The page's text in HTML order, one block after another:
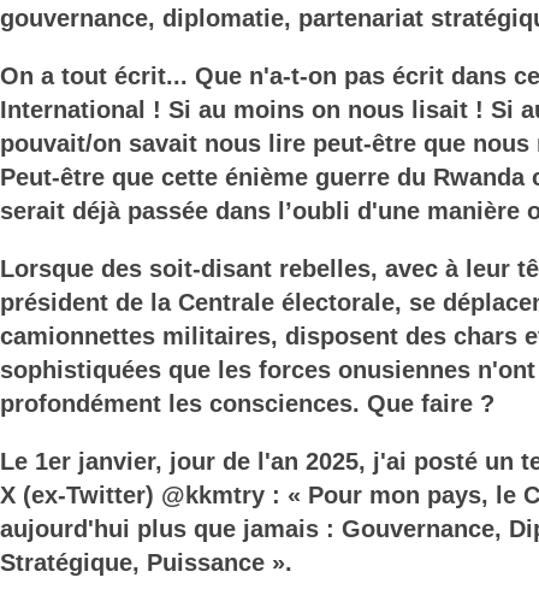
gouvernance, diplomatie, partenariat
On a tout écrit... Que n'a-t-on pas écrit dans
International ! Si au moins on nous lisait ! Si
pouvait/on savait nous lire peut-être que
Peut-être que cette énième guerre du Rwanda
serait déjà passée dans l’oubli d'une manière
Lorsque des soit-disant rebelles, avec à leur
président de la Centrale électorale, se
camionnettes militaires, disposent des chars
sophistiquées que les forces onusiennes
profondément les consciences. Que faire ?
Le 1er janvier, jour de l'an 2025, j'ai posté un
X (ex-Twitter) @kkmtry : « Pour mon pays, le
aujourd'hui plus que jamais : Gouvernance,
Stratégique, Puissance ».